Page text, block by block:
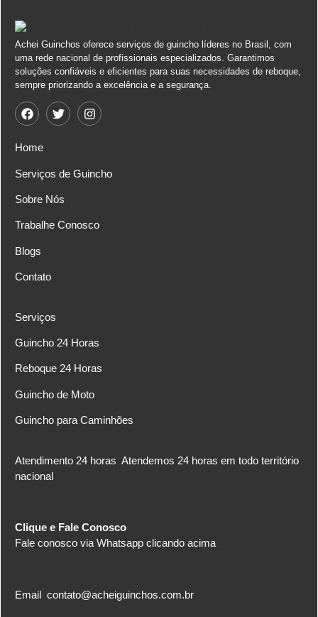
Achei Guinchos oferece serviços de guincho líderes no Brasil, com
uma rede nacional de profissionais especializados. Garantimos
soluções confiáveis e eficientes para suas necessidades de reboque,
sempre priorizando a excelência e a segurança.
Home
Serviços de Guincho
Sobre Nós
Trabalhe Conosco
Blogs
Contato
Serviços
Guincho 24 Horas
Reboque 24 Horas
Guincho de Moto
Guincho para Caminhões
Atendimento 24 horas Atendemos 24 horas em todo território
nacional
Clique e Fale Conosco
Fale conosco via Whatsapp clicando acima
Email contato@acheiguinchos.com.br